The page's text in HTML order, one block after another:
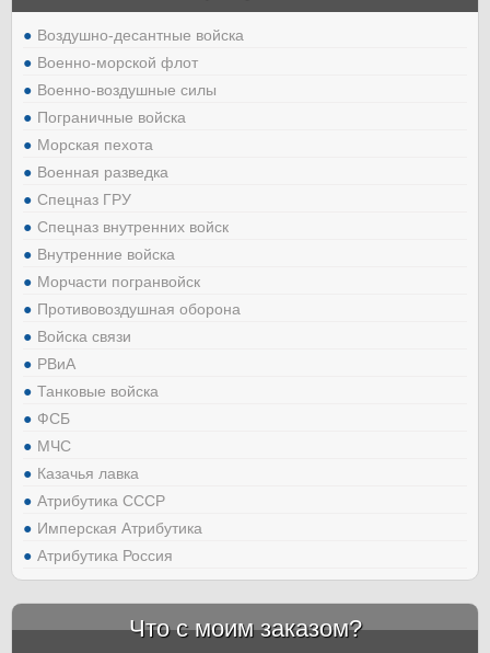
Воздушно-десантные войска
Военно-морской флот
Военно-воздушные силы
Пограничные войска
Морская пехота
Военная разведка
Спецназ ГРУ
Спецназ внутренних войск
Внутренние войска
Морчасти погранвойск
Противовоздушная оборона
Войска связи
РВиА
Танковые войска
ФСБ
МЧС
Казачья лавка
Атрибутика СССР
Имперская Атрибутика
Атрибутика Россия
Что с моим заказом?